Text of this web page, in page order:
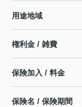
用途地域
権利金 / 雑費
保険加入 / 料金
保険名 / 保険期間